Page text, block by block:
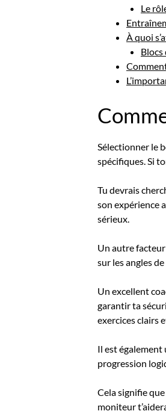
Le
À quoi
Blocs
Sélectionner le
spécifiques. Si
Tu devrais
son expérience
sérieux.
Un autre facteur
sur les angles
Un excellent
garantir ta
exercices clairs
Il est également
progression
Cela signifie
moniteur